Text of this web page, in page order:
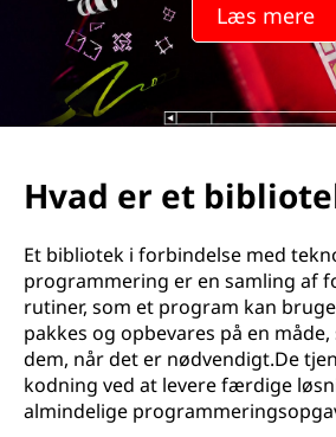
Læs mere
Hvad er et
Et bibliotek i forbindelse med
programmering er en samling af
rutiner, som et program kan
pakkes og opbevares på en
dem, når det er nødvendigt.De
kodning ved at levere færdige
almindelige